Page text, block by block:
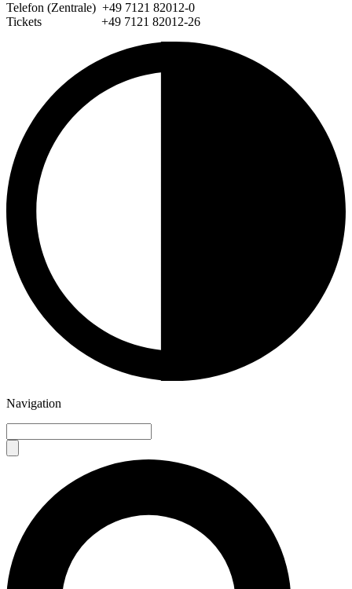
Telefon (Zentrale) +49 7121 82012-0
Tickets +49 7121 82012-26
Navigation